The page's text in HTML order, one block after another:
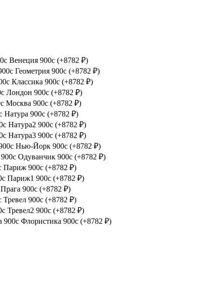
Венеция 900c (+8782 ₽)
Геометрия 900c (+8782 ₽)
Классика 900c (+8782 ₽)
Лондон 900c (+8782 ₽)
Москва 900c (+8782 ₽)
Натура 900c (+8782 ₽)
Натура2 900c (+8782 ₽)
Натура3 900c (+8782 ₽)
Нью-Йорк 900c (+8782 ₽)
Одуванчик 900c (+8782 ₽)
Париж 900c (+8782 ₽)
Париж1 900c (+8782 ₽)
Прага 900c (+8782 ₽)
Тревел 900c (+8782 ₽)
Тревел2 900c (+8782 ₽)
Флористика 900c (+8782 ₽)